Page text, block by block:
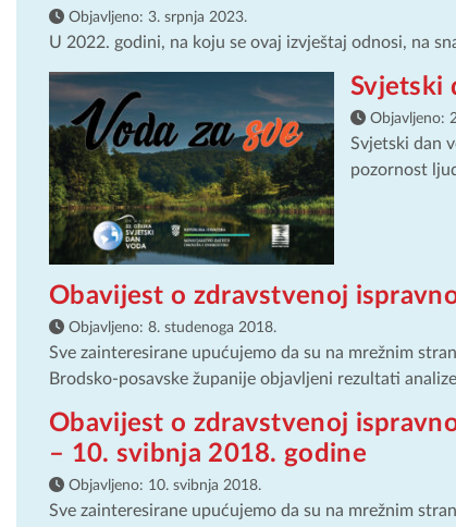
Objavljeno: 3. srpnja 2023.
U 2022. godini, na koju se ovaj izvještaj odnosi, na
Svjetski
Objavljeno:
Svjetski dan
pozornost
Obavijest o zdravstvenoj
Objavljeno: 8. studenoga 2018.
Sve zainteresirane upućujemo da su na mrežnim
Brodsko-posavske županije objavljeni rezultati
Obavijest o zdravstvenoj
– 10. svibnja 2018. godine
Objavljeno: 10. svibnja 2018.
Sve zainteresirane upućujemo da su na mrežnim